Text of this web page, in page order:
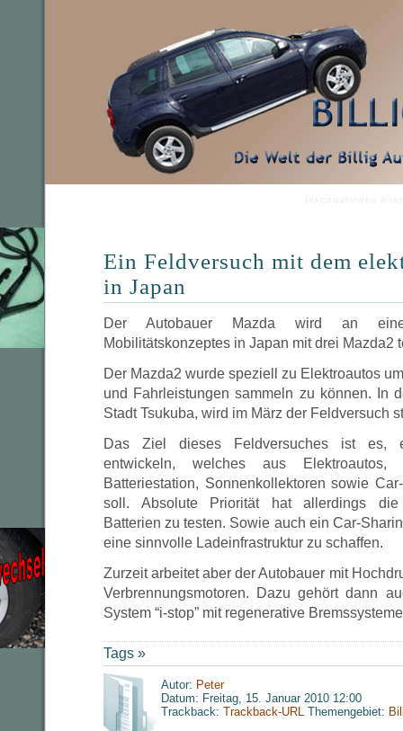
Ein Feldversuch mit dem
in Japan
Der Autobauer Mazda wird an
Mobilitätskonzeptes in Japan mit drei Mazda2
Der Mazda2 wurde speziell zu Elektroautos
und Fahrleistungen sammeln zu können. In
Stadt Tsukuba, wird im März der Feldversuch
Das Ziel dieses Feldversuches ist es,
entwickeln, welches aus Elektroautos,
Batteriestation, Sonnenkollektoren sowie
soll. Absolute Priorität hat allerdings die
Batterien zu testen. Sowie auch ein Car-
eine sinnvolle Ladeinfrastruktur zu schaffen.
Zurzeit arbeitet aber der Autobauer mit
Verbrennungsmotoren. Dazu gehört dann
System “i-stop” mit regenerative
Tags »
Autor: Peter
Datum: Freitag, 15. Januar 2010 12:00
Trackback: Trackback-URL Themengebiet: